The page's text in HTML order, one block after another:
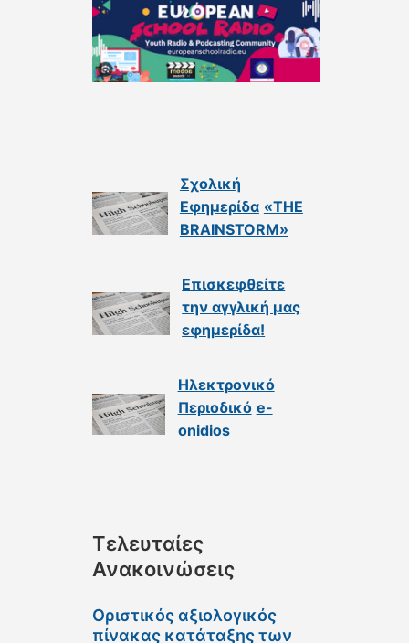
Σχολική
Εφημερίδα «THE
BRAINSTORM»
Επισκεφθείτε
την αγγλική μας
εφημερίδα!
Ηλεκτρονικό
Περιοδικό e-
onidios
Τελευταίες
Ανακοινώσεις
Οριστικός αξιολογικός
πίνακας κατάταξης των